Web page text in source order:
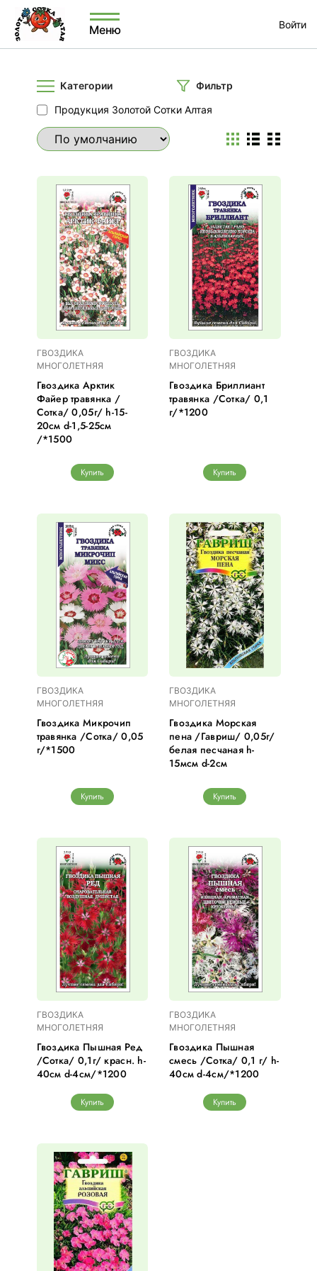
Меню Войти
Категории
Фильтр
Продукция Золотой Сотки Алтая
ГВОЗДИКА
МНОГОЛЕТНЯЯ
Гвоздика Арктик
Файер травянка /
Сотка/ 0,05г/ h-15-
20см d-1,5-25см
/*1500
Купить
ГВОЗДИКА
МНОГОЛЕТНЯЯ
Гвоздика Бриллиант
травянка /Сотка/ 0,1
г/*1200
Купить
ГВОЗДИКА
МНОГОЛЕТНЯЯ
Гвоздика Микрочип
травянка /Сотка/ 0,05
г/*1500
Купить
ГВОЗДИКА
МНОГОЛЕТНЯЯ
Гвоздика Морская
пена /Гавриш/ 0,05г/
белая песчаная h-
15мсм d-2см
Купить
ГВОЗДИКА
МНОГОЛЕТНЯЯ
Гвоздика Пышная Ред
/Сотка/ 0,1г/ красн. h-
40см d-4см/*1200
Купить
ГВОЗДИКА
МНОГОЛЕТНЯЯ
Гвоздика Пышная
смесь /Сотка/ 0,1 г/ h-
40см d-4см/*1200
Купить